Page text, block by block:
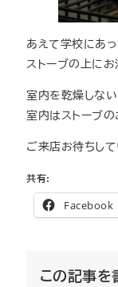
あえて学校にあっ
ストーブの上にお
室内を乾燥しな
室内はストーブの
ご来店お待ちして
共有:
Facebook
この記事を